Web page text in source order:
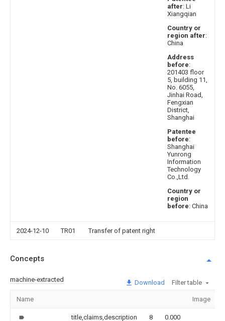
after: Li
Xiangqian
Country or
region after:
China
Address
before:
201403 floor
5, building 11,
No. 6055,
Jinhai Road,
Fengxian
District,
Shanghai
Patentee
before:
Shanghai
Yunrong
Information
Technology
Co.,Ltd.
Country or
region
before: China
2024-12-10 TR01 Transfer of patent right
Concepts
machine-extracted Download Filter table
Name Image
title,claims,description 8 0.000